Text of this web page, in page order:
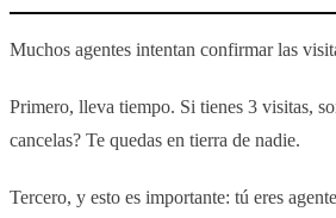
Muchos agentes intentan confirmar las
Primero, lleva tiempo. Si tienes 3 visitas,
cancelas? Te quedas en tierra de nadie.
Tercero, y esto es importante: tú eres